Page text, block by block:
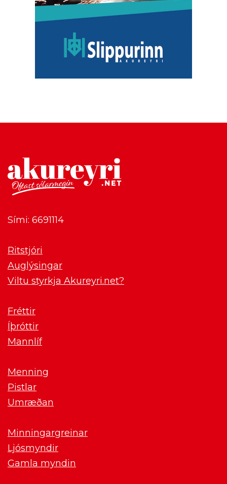
Sími: 6691114
Ritstjóri
Auglýsingar
Viltu styrkja Akureyri.net?
Fréttir
Íþróttir
Mannlíf
Menning
Pistlar
Umræðan
Minningargreinar
Ljósmyndir
Gamla myndin